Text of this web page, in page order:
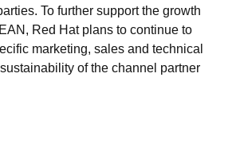
To further support the growth
Red Hat plans to continue to
marketing, sales and technical
of the channel partner